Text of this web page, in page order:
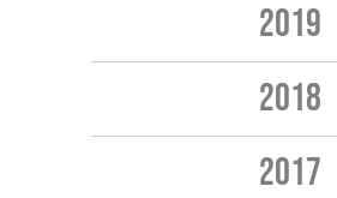
2019
2018
2017